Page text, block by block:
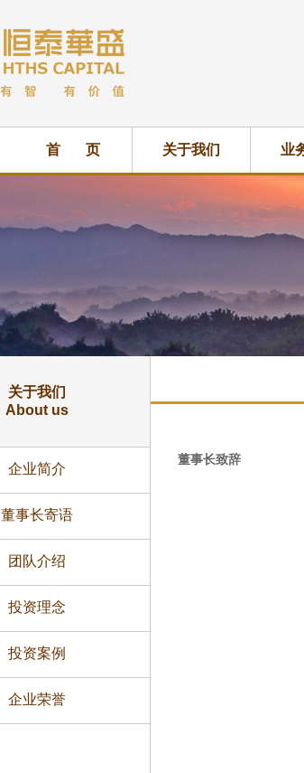
首 页 关于我们 业
关于我们
About us
企业简介
董事长寄语
团队介绍
投资理念
投资案例
企业荣誉
董事长致辞